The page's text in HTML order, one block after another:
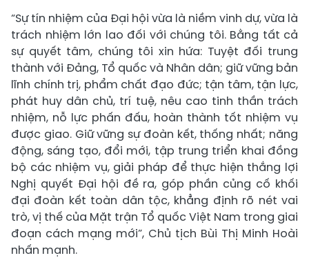
“Sự tín nhiệm của Đại hội vừa là niềm vinh dự, vừa là
trách nhiệm lớn lao đối với chúng tôi. Bằng tất cả
sự quyết tâm, chúng tôi xin hứa: Tuyệt đối trung
thành với Đảng, Tổ quốc và Nhân dân; giữ vững bản
lĩnh chính trị, phẩm chất đạo đức; tận tâm, tận lực,
phát huy dân chủ, trí tuệ, nêu cao tinh thần trách
nhiệm, nỗ lực phấn đấu, hoàn thành tốt nhiệm vụ
được giao. Giữ vững sự đoàn kết, thống nhất; năng
động, sáng tạo, đổi mới, tập trung triển khai đồng
bộ các nhiệm vụ, giải pháp để thực hiện thắng lợi
Nghị quyết Đại hội đề ra, góp phần củng cố khối
đại đoàn kết toàn dân tộc, khẳng định rõ nét vai
trò, vị thế của Mặt trận Tổ quốc Việt Nam trong giai
đoạn cách mạng mới”, Chủ tịch Bùi Thị Minh Hoài
nhấn mạnh.